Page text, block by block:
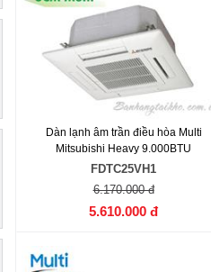
Dàn lạnh âm trần điều hòa Multi
Mitsubishi Heavy 9.000BTU
FDTC25VH1
6.170.000 đ
5.610.000 đ